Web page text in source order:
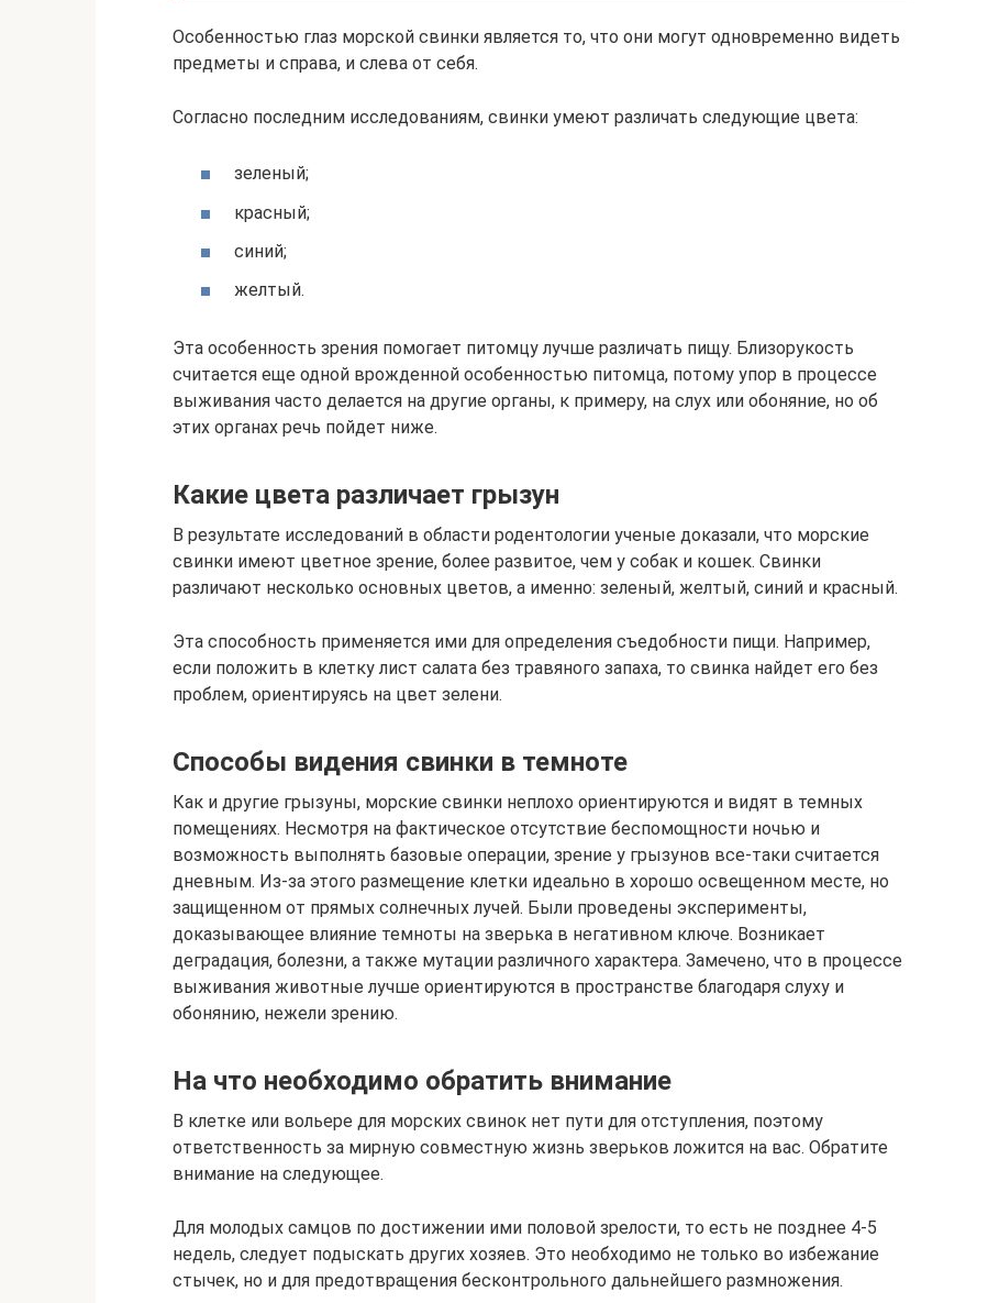
Особенностью глаз морской свинки является то, что они могут одновременно видеть
предметы и справа, и слева от себя.
Согласно последним исследованиям, свинки умеют различать следующие цвета:
зеленый;
красный;
синий;
желтый.
Эта особенность зрения помогает питомцу лучше различать пищу. Близорукость
считается еще одной врожденной особенностью питомца, потому упор в процессе
выживания часто делается на другие органы, к примеру, на слух или обоняние, но об
этих органах речь пойдет ниже.
Какие цвета различает грызун
В результате исследований в области родентологии ученые доказали, что морские
свинки имеют цветное зрение, более развитое, чем у собак и кошек. Свинки
различают несколько основных цветов, а именно: зеленый, желтый, синий и красный.
Эта способность применяется ими для определения съедобности пищи. Например,
если положить в клетку лист салата без травяного запаха, то свинка найдет его без
проблем, ориентируясь на цвет зелени.
Способы видения свинки в темноте
Как и другие грызуны, морские свинки неплохо ориентируются и видят в темных
помещениях. Несмотря на фактическое отсутствие беспомощности ночью и
возможность выполнять базовые операции, зрение у грызунов все-таки считается
дневным. Из-за этого размещение клетки идеально в хорошо освещенном месте, но
защищенном от прямых солнечных лучей. Были проведены эксперименты,
доказывающее влияние темноты на зверька в негативном ключе. Возникает
деградация, болезни, а также мутации различного характера. Замечено, что в процессе
выживания животные лучше ориентируются в пространстве благодаря слуху и
обонянию, нежели зрению.
На что необходимо обратить внимание
В клетке или вольере для морских свинок нет пути для отступления, поэтому
ответственность за мирную совместную жизнь зверьков ложится на вас. Обратите
внимание на следующее.
Для молодых самцов по достижении ими половой зрелости, то есть не позднее 4-5
недель, следует подыскать других хозяев. Это необходимо не только во избежание
стычек, но и для предотвращения бесконтрольного дальнейшего размножения.